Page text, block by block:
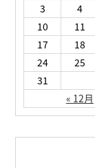
« 12月
3
4
10
11
17
18
24
25
31